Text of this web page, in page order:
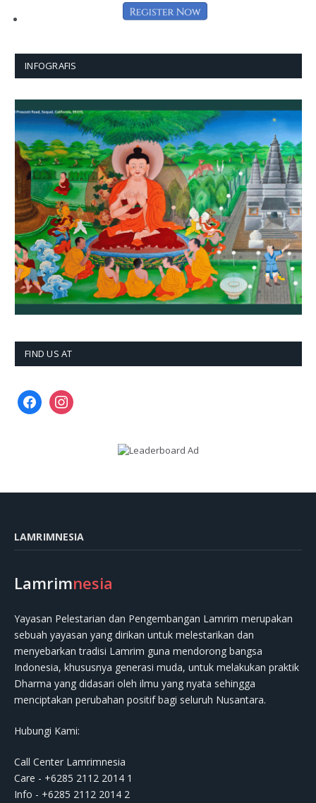
INFOGRAFIS
FIND US AT
facebookinstagram
LAMRIMNESIA
Lamrimnesia
Yayasan Pelestarian dan Pengembangan Lamrim merupakan
sebuah yayasan yang dirikan untuk melestarikan dan
menyebarkan tradisi Lamrim guna mendorong bangsa
Indonesia, khususnya generasi muda, untuk melakukan praktik
Dharma yang didasari oleh ilmu yang nyata sehingga
menciptakan perubahan positif bagi seluruh Nusantara.
Hubungi Kami:
Call Center Lamrimnesia
Care - +6285 2112 2014 1
Info - +6285 2112 2014 2